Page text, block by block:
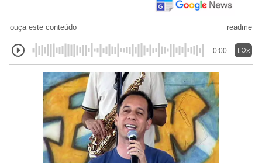
ouça este conteúdo readme
0:00 1.0x